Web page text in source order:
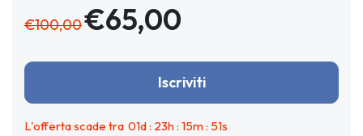
€100,00€65,00
Iscriviti
L'offerta scade tra 01d : 23h : 15m : 50s